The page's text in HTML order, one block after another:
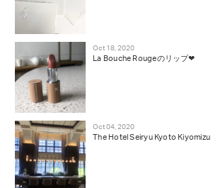
Oct 18, 2020
La Bouche Rougeのリップ❤︎
Oct 04, 2020
The Hotel Seiryu Kyoto Kiyomizu